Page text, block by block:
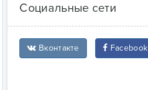
Социальные сети
Вконтакте Facebook